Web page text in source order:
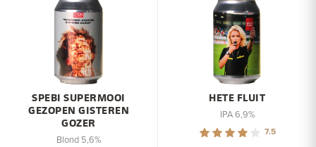
SPEBI SUPERMOOI
GEZOPEN GISTEREN
GOZER
Blond 5,6%
HETE FLUIT
IPA 6,9%
7.5